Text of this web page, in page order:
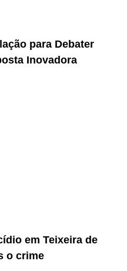
para Debater
Inovadora
em Teixeira de
o crime